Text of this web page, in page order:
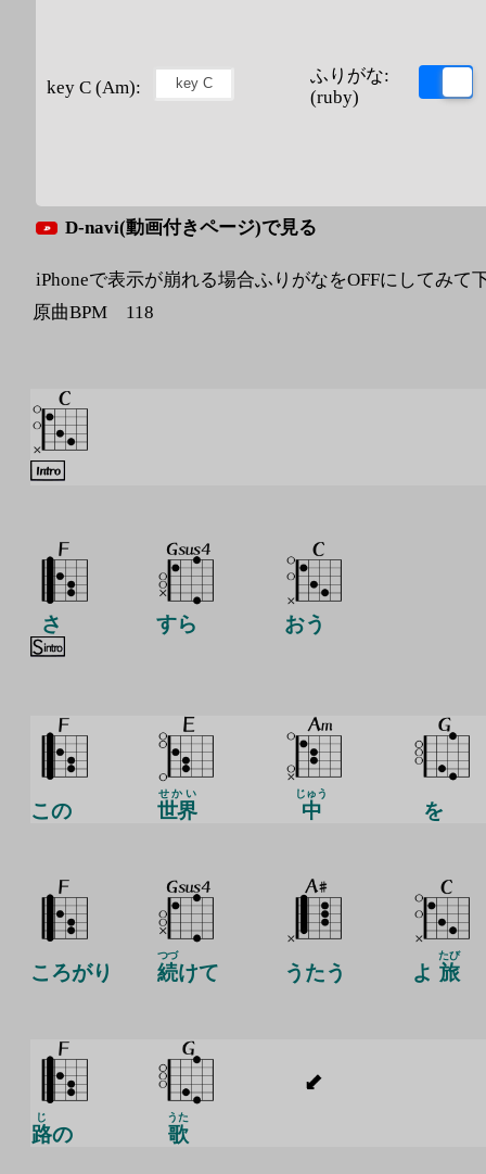
key C (Am):
ふりがな:
(ruby)
D-navi(動画付きページ)で見る
iPhoneで表示が崩れる場合ふりがなをOFFにしてみて
原曲BPM 118
さ すら おう
この 世界
せかい
中
じゅう
を
ころがり 続
つづ
けて うたう よ 旅
たび
路
じ
の 歌
うた